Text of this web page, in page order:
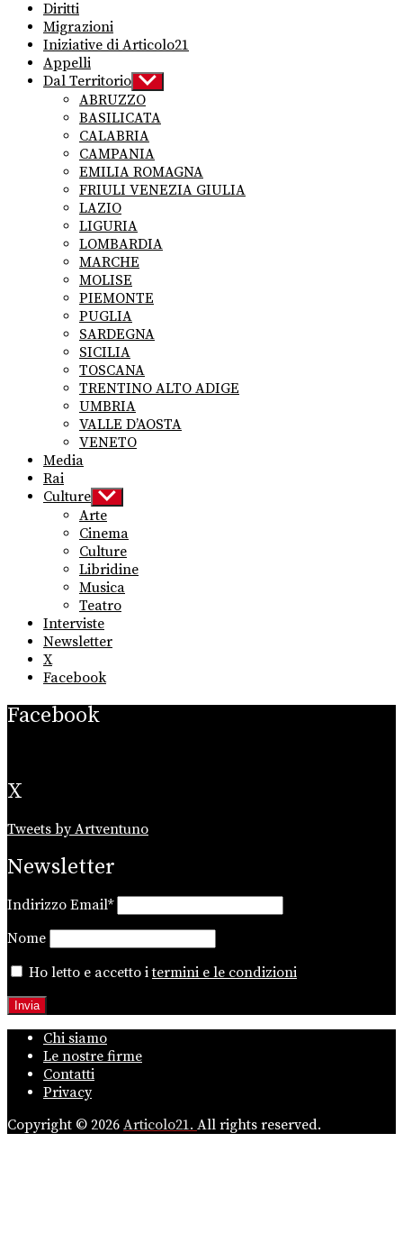
Diritti
Migrazioni
Iniziative di Articolo21
Appelli
Dal Territorio Show
sub
menu
ABRUZZO
BASILICATA
CALABRIA
CAMPANIA
EMILIA ROMAGNA
FRIULI VENEZIA GIULIA
LAZIO
LIGURIA
LOMBARDIA
MARCHE
MOLISE
PIEMONTE
PUGLIA
SARDEGNA
SICILIA
TOSCANA
TRENTINO ALTO ADIGE
UMBRIA
VALLE D’AOSTA
VENETO
Media
Rai
Culture Show
sub
menu
Arte
Cinema
Culture
Libridine
Musica
Teatro
Interviste
Newsletter
X
Facebook
Facebook
X
Tweets by Artventuno
Newsletter
Indirizzo Email*
Nome
Ho letto e accetto itermini e le condizioni
Chi siamo
Le nostre firme
Contatti
Privacy
Copyright © 2026 Articolo21. All rights reserved.